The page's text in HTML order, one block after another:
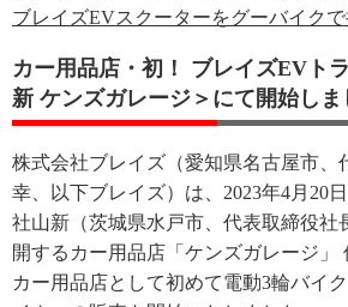
ブレイズEVスクーターをグーバイクで
カー用品店・初！ ブレイズEVト
新 ケンズガレージ＞にて開始しま
株式会社ブレイズ（愛知県名古屋市、
幸、以下ブレイズ）は、2023年4月20
社山新（茨城県水戸市、代表取締役社
開するカー用品店「ケンズガレージ」
カー用品店として初めて電動3輪バイ